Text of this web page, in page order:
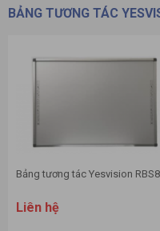
BẢNG TƯƠNG TÁC
Bảng tương tác Yesvision
Liên hệ